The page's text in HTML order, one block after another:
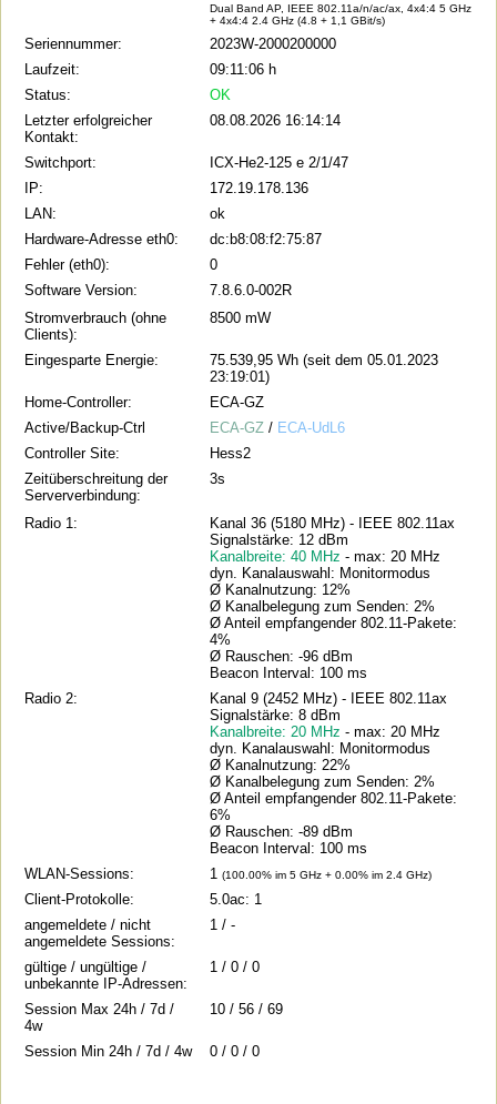
Medienservice
Dual Band AP, IEEE 802.11a/n/ac/ax, 4x4:4 5 GHz
+ 4x4:4 2.4 GHz (4.8 + 1,1 GBit/s)
Seriennummer:
2023W-2000200000
Laufzeit:
09:11:06 h
Status:
OK
Letzter erfolgreicher
Kontakt:
08.08.2026 16:14:14
Switchport:
ICX-He2-125 e 2/1/47
IP:
172.19.178.136
LAN:
ok
Hardware-Adresse eth0:
dc:b8:08:f2:75:87
Fehler (eth0):
0
Software Version:
7.8.6.0-002R
Stromverbrauch (ohne
Clients):
8500 mW
Eingesparte Energie:
75.539,95 Wh (seit dem 05.01.2023
23:19:01)
Home-Controller:
ECA-GZ
Active/Backup-Ctrl
ECA-GZ / ECA-UdL6
Controller Site:
Hess2
Zeitüberschreitung der
Serververbindung:
3s
Radio 1:
Kanal 36 (5180 MHz) - IEEE 802.11ax
Signalstärke: 12 dBm
Kanalbreite: 40 MHz- max: 20 MHz
dyn. Kanalauswahl: Monitormodus
Ø Kanalnutzung: 12%
Ø Kanalbelegung zum Senden: 2%
Ø Anteil empfangender 802.11-Pakete:
4%
Ø Rauschen: -96 dBm
Beacon Interval: 100 ms
Radio 2:
Kanal 9 (2452 MHz) - IEEE 802.11ax
Signalstärke: 8 dBm
Kanalbreite: 20 MHz- max: 20 MHz
dyn. Kanalauswahl: Monitormodus
Ø Kanalnutzung: 22%
Ø Kanalbelegung zum Senden: 2%
Ø Anteil empfangender 802.11-Pakete:
6%
Ø Rauschen: -89 dBm
Beacon Interval: 100 ms
WLAN-Sessions:
1(100.00% im 5 GHz + 0.00% im 2.4 GHz)
Client-Protokolle:
5.0ac: 1
angemeldete / nicht
angemeldete Sessions:
1 / -
gültige / ungültige /
unbekannte IP-Adressen:
1 / 0 / 0
Session Max 24h / 7d /
4w
10 / 56 / 69
Session Min 24h / 7d / 4w 0 / 0 / 0